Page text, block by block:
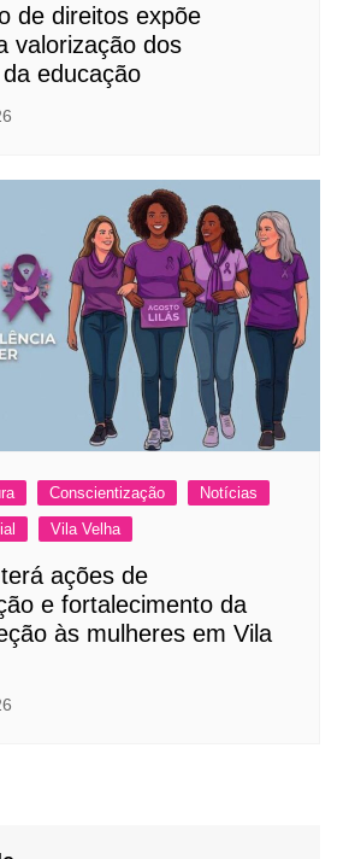
de direitos expõe
valorização dos
educação
Conscientização
Notícias
Vila Velha
ações de
e fortalecimento da
às mulheres em Vila